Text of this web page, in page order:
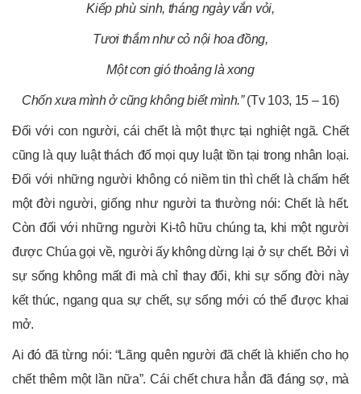
Kiếp phù sinh, tháng ngày vắn vỏi,
Tươi thắm như cỏ nội hoa đồng,
Một cơn gió thoảng là xong
Chốn xưa mình ở cũng không biết mình.”(Tv 103, 15 – 16)
Đối với con người, cái chết là một thực tại nghiệt ngã. Chết
cũng là quy luật thách đố mọi quy luật tồn tại trong nhân loại.
Đối với những người không có niềm tin thì chết là chấm hết
một đời người, giống như người ta thường nói: Chết là hết.
Còn đối với những người Ki-tô hữu chúng ta, khi một người
được Chúa gọi về, người ấy không dừng lại ở sự chết. Bởi vì
sự sống không mất đi mà chỉ thay đổi, khi sự sống đời này
kết thúc, ngang qua sự chết, sự sống mới có thể được khai
mở.
Ai đó đã từng nói: “Lãng quên người đã chết là khiến cho họ
chết thêm một lần nữa”. Cái chết chưa hẳn đã đáng sợ, mà